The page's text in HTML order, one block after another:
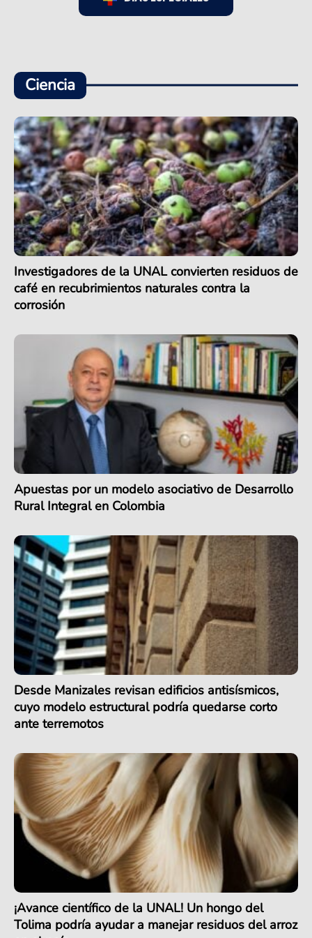
Ciencia
Investigadores de la UNAL convierten residuos de
café en recubrimientos naturales contra la
corrosión
Apuestas por un modelo asociativo de Desarrollo
Rural Integral en Colombia
Desde Manizales revisan edificios antisísmicos,
cuyo modelo estructural podría quedarse corto
ante terremotos
¡Avance científico de la UNAL! Un hongo del
Tolima podría ayudar a manejar residuos del arroz